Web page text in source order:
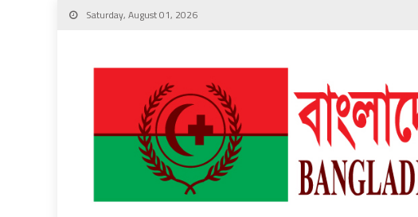
Saturday, August 01, 2026